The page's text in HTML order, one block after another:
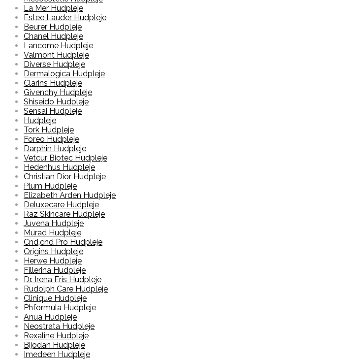
La Mer Hudpleje
Estee Lauder Hudpleje
Beurer Hudpleje
Chanel Hudpleje
Lancome Hudpleje
Valmont Hudpleje
Diverse Hudpleje
Dermalogica Hudpleje
Clarins Hudpleje
Givenchy Hudpleje
Shiseido Hudpleje
Sensai Hudpleje
Hudpleje
Tork Hudpleje
Foreo Hudpleje
Darphin Hudpleje
Vetcur Biotec Hudpleje
Hedenhus Hudpleje
Christian Dior Hudpleje
Plum Hudpleje
Elizabeth Arden Hudpleje
Deluxecare Hudpleje
Raz Skincare Hudpleje
Juvena Hudpleje
Murad Hudpleje
Cnd,cnd Pro Hudpleje
Origins Hudpleje
Herwe Hudpleje
Fillerina Hudpleje
Dr. Irena Eris Hudpleje
Rudolph Care Hudpleje
Clinique Hudpleje
Phformula Hudpleje
Anua Hudpleje
Neostrata Hudpleje
Rexaline Hudpleje
Bijodan Hudpleje
Imedeen Hudpleje